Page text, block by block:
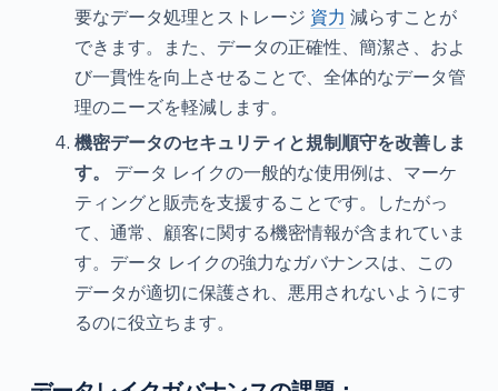
要なデータ処理とストレージ 資力 減らすことが
できます。また、データの正確性、簡潔さ、およ
び一貫性を向上させることで、全体的なデータ管
理のニーズを軽減します。
機密データのセキュリティと規制順守を改善しま
す。
データ レイクの一般的な使用例は、マーケ
ティングと販売を支援することです。したがっ
て、通常、顧客に関する機密情報が含まれていま
す。データ レイクの強力なガバナンスは、この
データが適切に保護され、悪用されないようにす
るのに役立ちます。